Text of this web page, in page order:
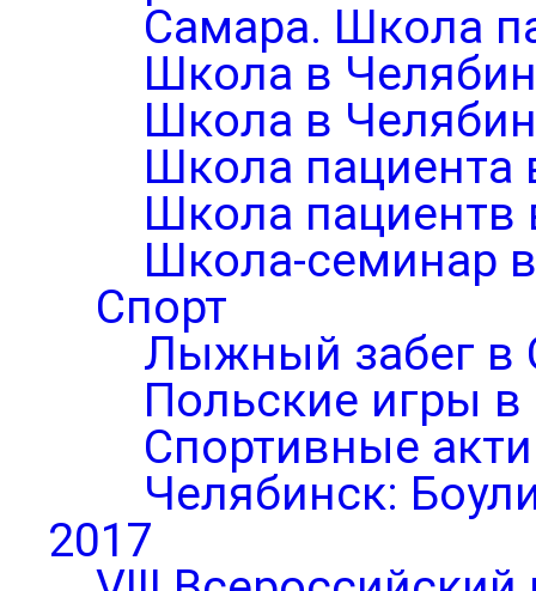
Самара. Школа
Школа в
Школа в
Школа пациента
Школа пациентв
Школа-семинар
Спорт
Лыжный забег в
Польские игры в
Спортивные
Челябинск:
2017